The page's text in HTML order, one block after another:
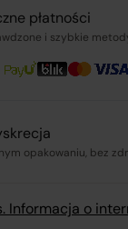
płatności
i szybkie
opakowaniu, bez
Informacja o